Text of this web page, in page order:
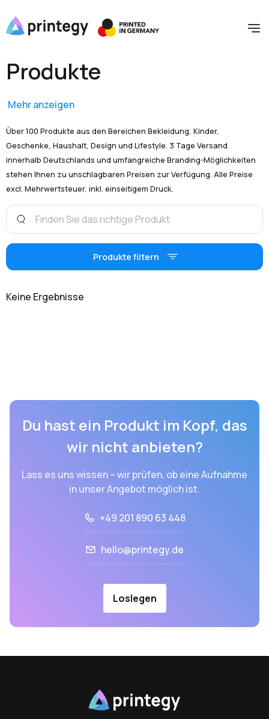
Produkte
Mehr anzeigen
Über 100 Produkte aus den Bereichen Bekleidung, Kinder,
Geschenke, Haushalt, Design und Lifestyle. 3 Tage Versand
innerhalb Deutschlands und umfangreiche Branding-Möglichkeiten
stehen Ihnen zu unschlagbaren Preisen zur Verfügung. Alle Preise
excl. Mehrwertsteuer, inkl. einseitigem Druck.
Produkte filtern
Keine Ergebnisse
Du hast ein Produkt im Kopf, das
wir nicht anbieten?
Lass es uns wissen – wir prüfen, ob eine Aufnahme
in unser Angebot möglich ist.
+49 201 890 63 448
hello@printegy.de
Loslegen